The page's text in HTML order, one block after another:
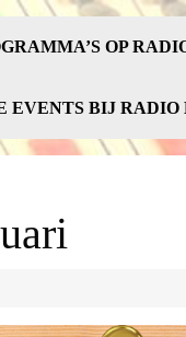
OP
EVENTS BIJ RADIO